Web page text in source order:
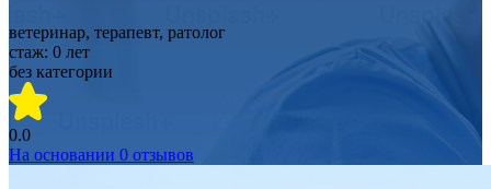
ветеринар, терапевт, ратолог
стаж: 0 лет
без категории
0.0
На основании 0 отзывов